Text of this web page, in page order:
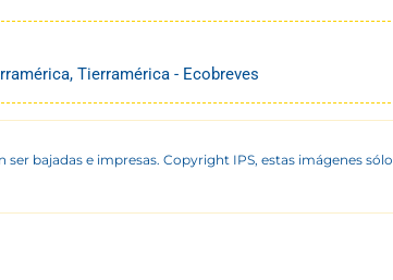
, Tierramérica - Ecobreves
bajadas e impresas. Copyright IPS, estas imágenes sólo